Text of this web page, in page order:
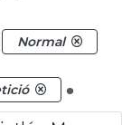
Normal
.